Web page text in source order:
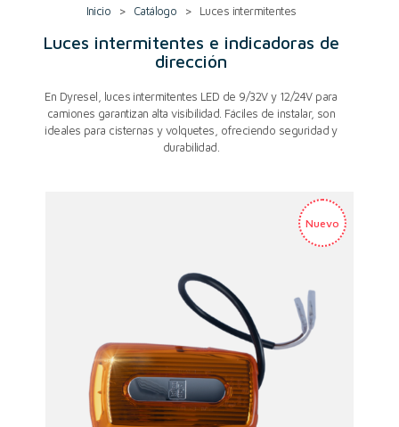
Inicio > Catálogo > Luces intermitentes
Luces intermitentes e indicadoras de
dirección
En Dyresel, luces intermitentes LED de 9/32V y 12/24V para
camiones garantizan alta visibilidad. Fáciles de instalar, son
ideales para cisternas y volquetes, ofreciendo seguridad y
durabilidad.